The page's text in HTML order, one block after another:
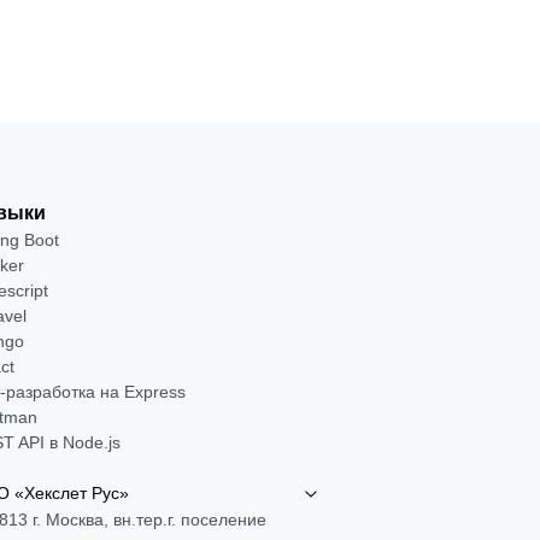
Boot
разработка на Express
API в Node.js
«Хекслет Рус»
г. Москва, вн.тер.г. поселение